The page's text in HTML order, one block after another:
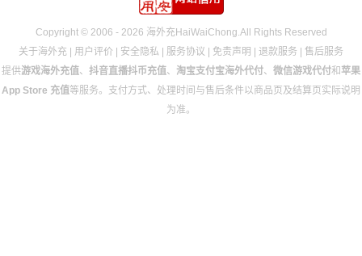
Copyright © 2006 - 2026 海外充HaiWaiChong.All Rights Reserved
关于海外充
用户评价 安全隐私 服务协议 免责声明 退款服务
售后服务
提供游戏海外充值、 抖音直播抖币充值、 淘宝支付宝海外代付、 微信游戏代付和 苹果
App Store 充值等服务。支付方式、处理时间与售后条件以商品页及结算页实际说明
为准。